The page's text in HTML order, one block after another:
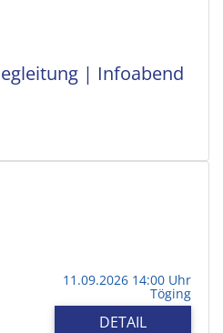
| Infoabend
11.09.2026 14:00 Uhr
Töging
DETAIL